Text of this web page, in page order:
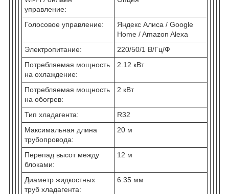
управление:
Голосовое управление:
Яндекс Алиса / Google
Home / Amazon Alexa
Электропитание:
220/50/1 В/Гц/Ф
Потребляемая мощность
на охлаждение:
2.12 кВт
Потребляемая мощность
на обогрев:
2 кВт
Тип хладагента:
R32
Максимальная длина
трубопровода:
20 м
Перепад высот между
блоками:
12 м
Диаметр жидкостных
труб хладагента:
6.35 мм